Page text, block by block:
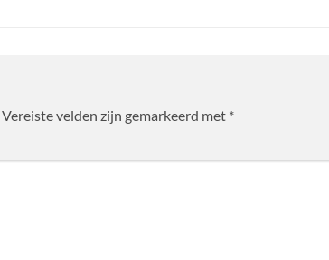
Vereiste velden zijn gemarkeerd met *